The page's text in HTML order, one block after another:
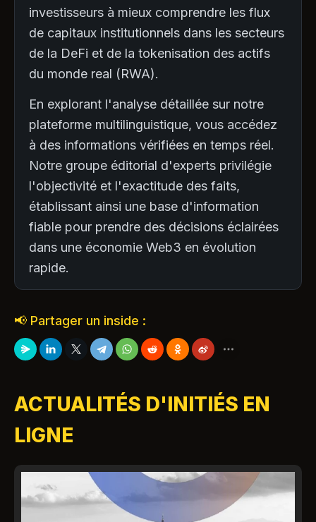
investisseurs à mieux comprendre les flux
de capitaux institutionnels dans les secteurs
de la DeFi et de la tokenisation des actifs
du monde real (RWA).
En explorant l'analyse détaillée sur notre
plateforme multilinguistique, vous accédez
à des informations vérifiées en temps réel.
Notre groupe éditorial d'experts privilégie
l'objectivité et l'exactitude des faits,
établissant ainsi une base d'information
fiable pour prendre des décisions éclairées
dans une économie Web3 en évolution
rapide.
📢 Partager un inside :
ACTUALITÉS D'INITIÉS EN
LIGNE